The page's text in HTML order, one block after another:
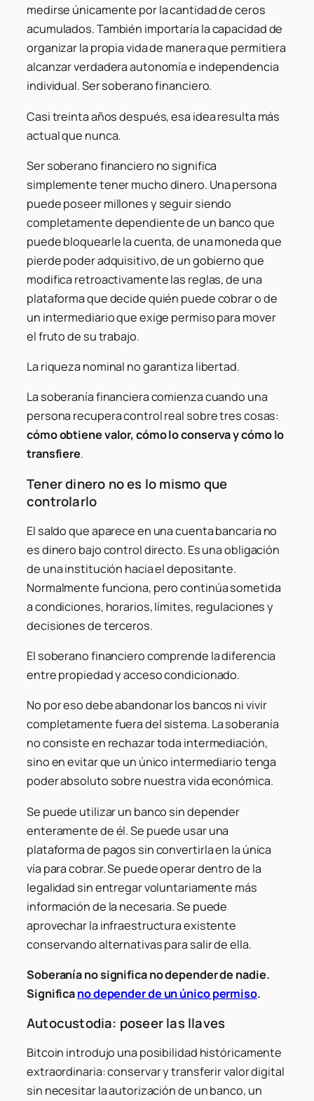
medirse únicamente por la cantidad de ceros
acumulados. También importaría la capacidad de
organizar la propia vida de manera que permitiera
alcanzar verdadera autonomía e independencia
individual. Ser soberano financiero.
Casi treinta años después, esa idea resulta más
actual que nunca.
Ser soberano financiero no significa
simplemente tener mucho dinero. Una persona
puede poseer millones y seguir siendo
completamente dependiente de un banco que
puede bloquearle la cuenta, de una moneda que
pierde poder adquisitivo, de un gobierno que
modifica retroactivamente las reglas, de una
plataforma que decide quién puede cobrar o de
un intermediario que exige permiso para mover
el fruto de su trabajo.
La riqueza nominal no garantiza libertad.
La soberanía financiera comienza cuando una
persona recupera control real sobre tres cosas:
cómo obtiene valor, cómo lo conserva y cómo lo
transfiere.
Tener dinero no es lo mismo que
controlarlo
El saldo que aparece en una cuenta bancaria no
es dinero bajo control directo. Es una obligación
de una institución hacia el depositante.
Normalmente funciona, pero continúa sometida
a condiciones, horarios, límites, regulaciones y
decisiones de terceros.
El soberano financiero comprende la diferencia
entre propiedad y acceso condicionado.
No por eso debe abandonar los bancos ni vivir
completamente fuera del sistema. La soberanía
no consiste en rechazar toda intermediación,
sino en evitar que un único intermediario tenga
poder absoluto sobre nuestra vida económica.
Se puede utilizar un banco sin depender
enteramente de él. Se puede usar una
plataforma de pagos sin convertirla en la única
vía para cobrar. Se puede operar dentro de la
legalidad sin entregar voluntariamente más
información de la necesaria. Se puede
aprovechar la infraestructura existente
conservando alternativas para salir de ella.
Soberanía no significa no depender de nadie.
Significano depender de un único permiso.
Autocustodia: poseer las llaves
Bitcoin introdujo una posibilidad históricamente
extraordinaria: conservar y transferir valor digital
sin necesitar la autorización de un banco, un